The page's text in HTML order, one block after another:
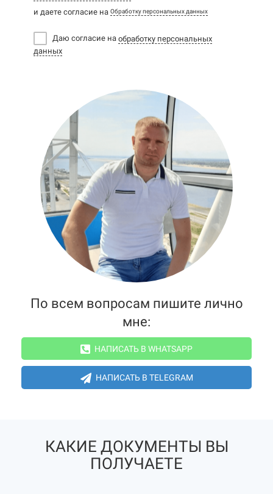
и даете согласие на Обработку персональных данных
Даю согласие на обработку персональных
данных
По всем вопросам пишите лично
мне:
НАПИСАТЬ В WHATSAPP
НАПИСАТЬ В TELEGRAM
КАКИЕ ДОКУМЕНТЫ ВЫ
ПОЛУЧАЕТЕ